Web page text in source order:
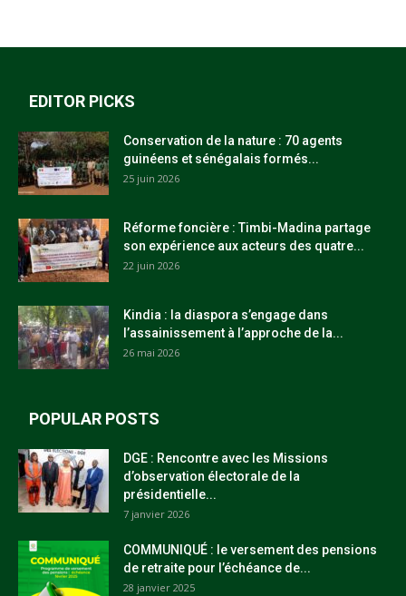
EDITOR PICKS
Conservation de la nature : 70 agents
guinéens et sénégalais formés...
25 juin 2026
Réforme foncière : Timbi-Madina partage
son expérience aux acteurs des quatre...
22 juin 2026
Kindia : la diaspora s’engage dans
l’assainissement à l’approche de la...
26 mai 2026
POPULAR POSTS
DGE : Rencontre avec les Missions
d’observation électorale de la
présidentielle...
7 janvier 2026
COMMUNIQUÉ : le versement des pensions
de retraite pour l’échéance de...
28 janvier 2025